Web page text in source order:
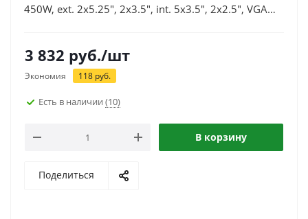
450W, ext. 2x5.25", 2x3.5", int. 5x3.5", 2x2.5", VGA
3 832 руб./шт
Экономия 118 руб.
Есть в наличии (10)
В корзину
Поделиться